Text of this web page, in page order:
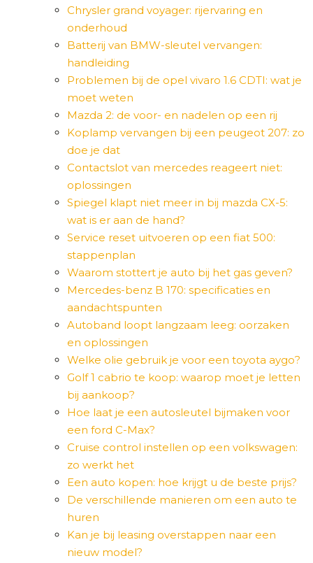
Chrysler grand voyager: rijervaring en
onderhoud
Batterij van BMW-sleutel vervangen:
handleiding
Problemen bij de opel vivaro 1.6 CDTI: wat je
moet weten
Mazda 2: de voor- en nadelen op een rij
Koplamp vervangen bij een peugeot 207: zo
doe je dat
Contactslot van mercedes reageert niet:
oplossingen
Spiegel klapt niet meer in bij mazda CX-5:
wat is er aan de hand?
Service reset uitvoeren op een fiat 500:
stappenplan
Waarom stottert je auto bij het gas geven?
Mercedes-benz B 170: specificaties en
aandachtspunten
Autoband loopt langzaam leeg: oorzaken
en oplossingen
Welke olie gebruik je voor een toyota aygo?
Golf 1 cabrio te koop: waarop moet je letten
bij aankoop?
Hoe laat je een autosleutel bijmaken voor
een ford C-Max?
Cruise control instellen op een volkswagen:
zo werkt het
Een auto kopen: hoe krijgt u de beste prijs?
De verschillende manieren om een auto te
huren
Kan je bij leasing overstappen naar een
nieuw model?